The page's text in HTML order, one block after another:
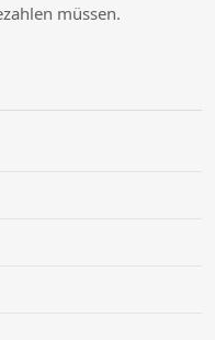
müssen.